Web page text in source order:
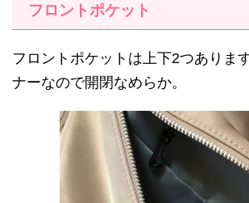
フロントポケット
フロントポケットは上下2つありま
ナーなので開閉なめらか。